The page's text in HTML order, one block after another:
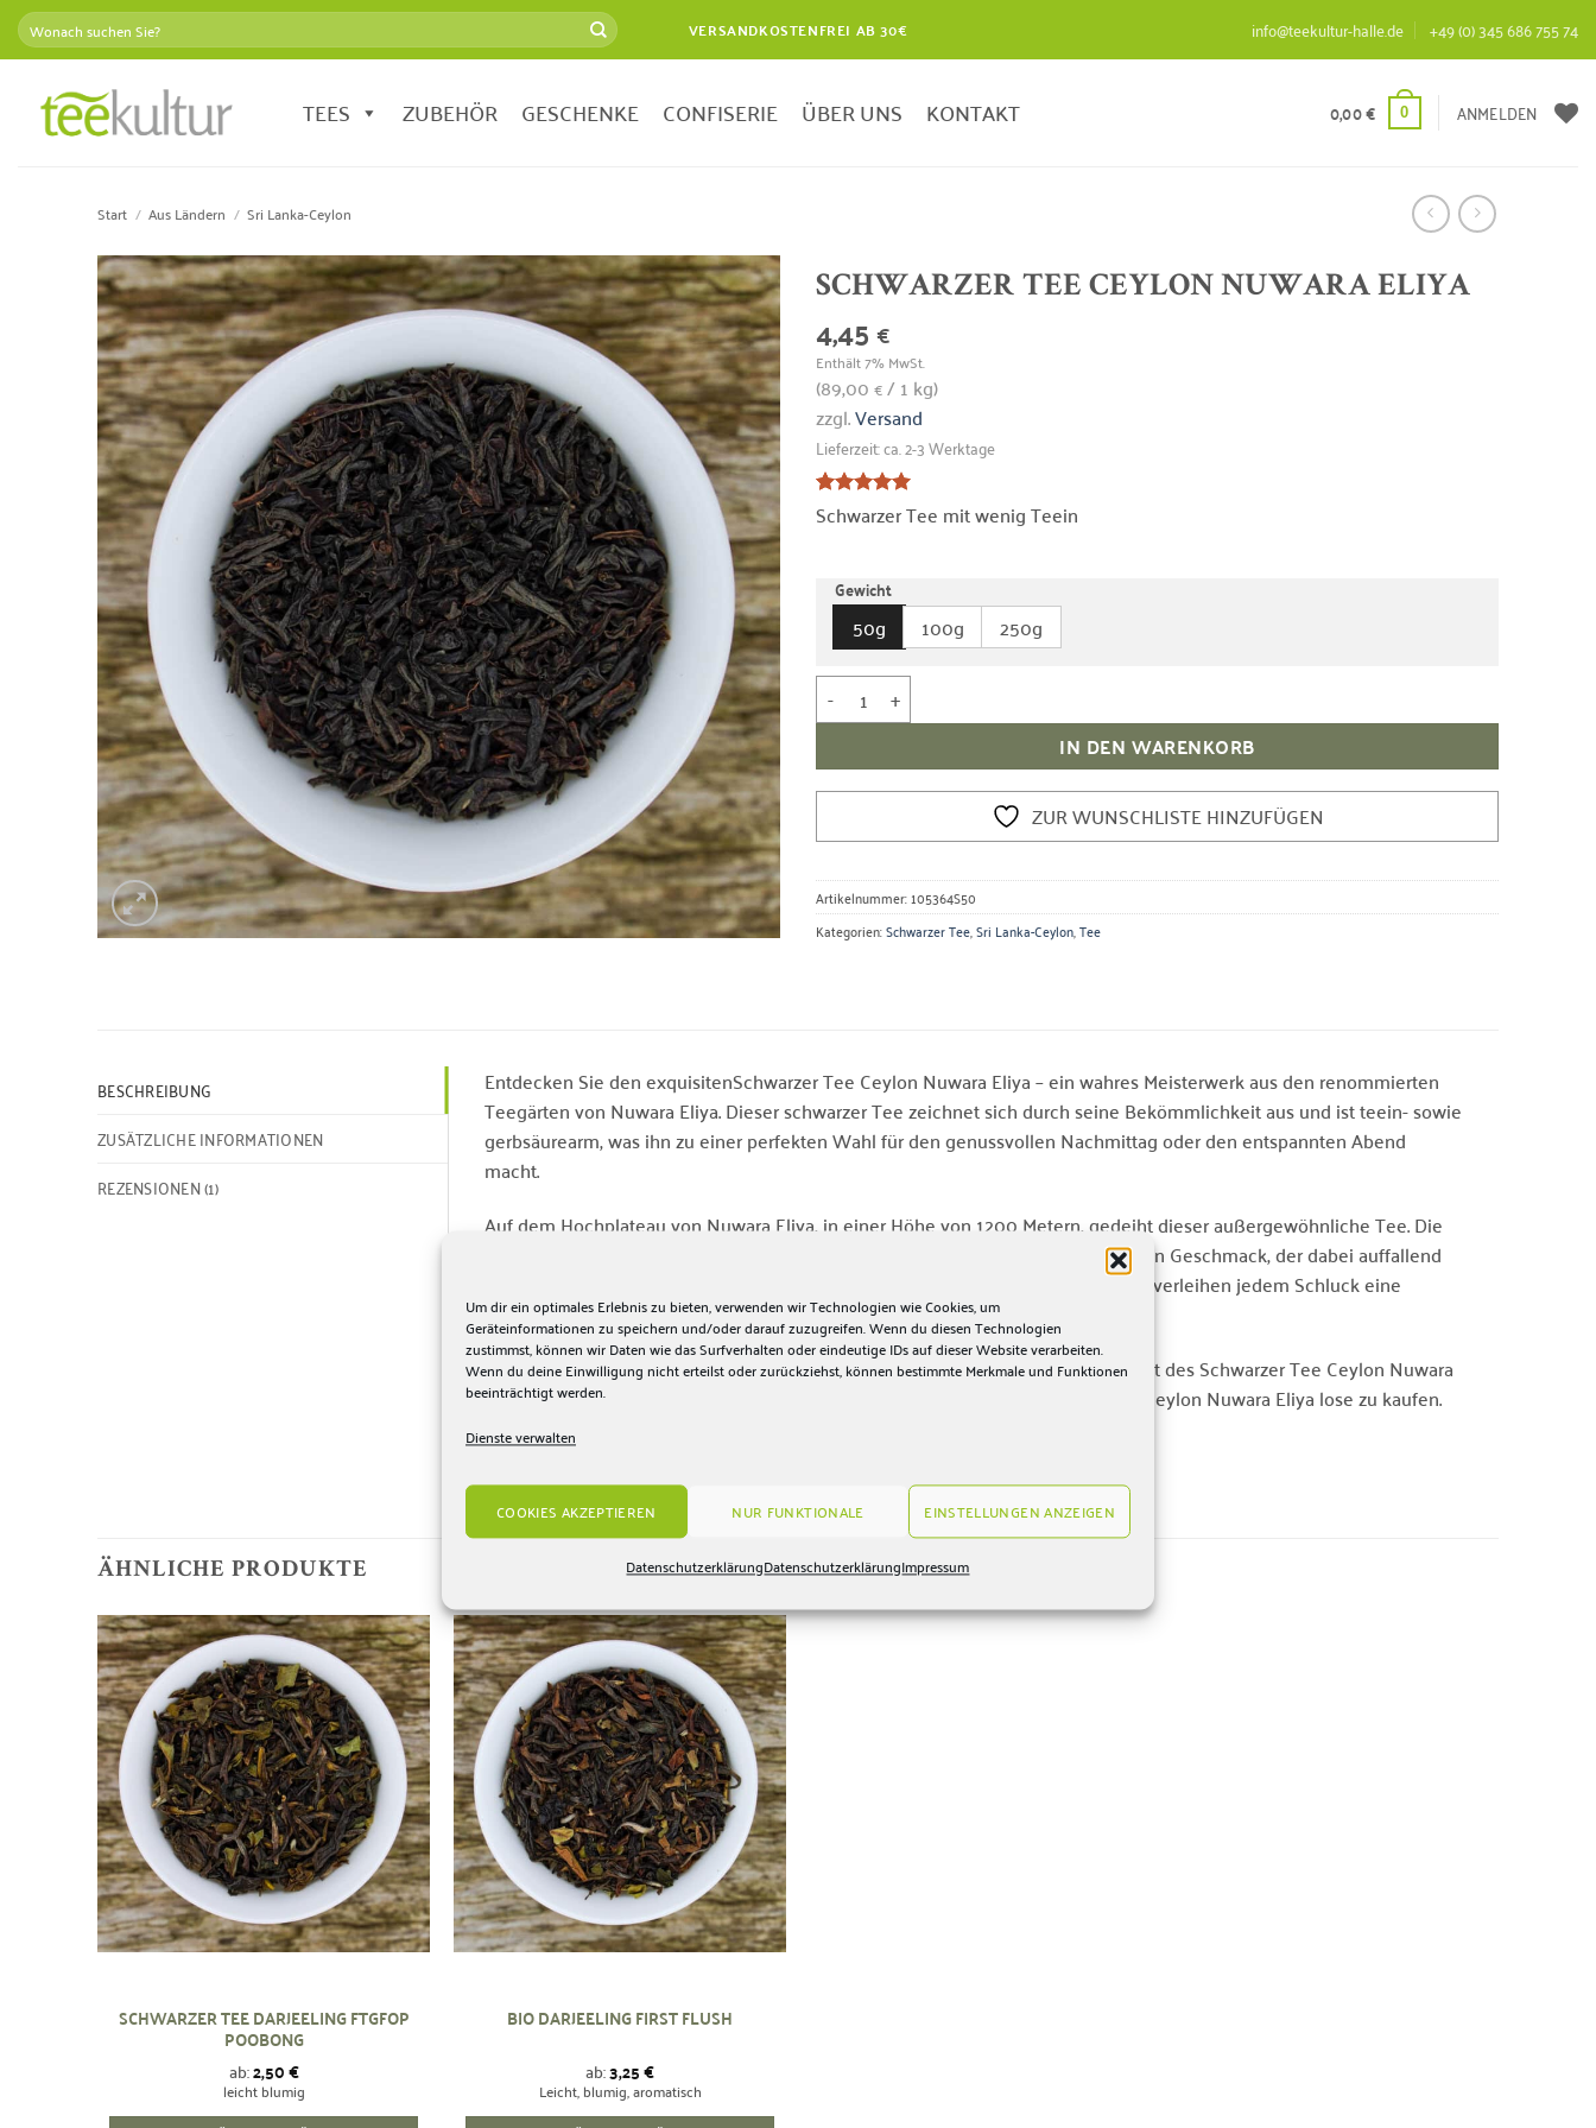
Um dir ein optimales Erlebnis zu bieten, verwenden wir Technologien wie Cookies, um
Geräteinformationen zu speichern und/oder darauf zuzugreifen. Wenn du diesen Technologien
zustimmst, können wir Daten wie das Surfverhalten oder eindeutige IDs auf dieser Website verarbeiten.
Wenn du deine Einwilligung nicht erteilst oder zurückziehst, können bestimmte Merkmale und Funktionen
beeinträchtigt werden.
Dienste verwalten
COOKIES AKZEPTIEREN NUR FUNKTIONALE EINSTELLUNGEN ANZEIGEN
DatenschutzerklärungDatenschutzerklärungImpressum
Zum
Inhalt
Suchen
nach:
VERSANDKOSTENFREI AB 30€ info@teekultur-halle.de +49 (0) 345 686 755 74
TEES ZUBEHÖR GESCHENKE CONFISERIE ÜBER UNS KONTAKT 0,00€ 0 ANMELDEN
Start / Aus Ländern / Sri Lanka-Ceylon
Zur
Wunschliste
hinzufügen
SCHWARZER TEE CEYLON NUWARA ELIYA
4,45 €
Enthält 7% MwSt.
(89,00 €/ 1 kg)
zzgl.Versand
Lieferzeit: ca. 2-3 Werktage
Bewertet
mit5von
1
Kundenbewertung
Schwarzer Tee mit wenig Teein
Gewicht
50g 100g 250g
Schwarzer Tee Ceylon Nuwara Eliya Menge
IN DEN WARENKORB
ZUR WUNSCHLISTE HINZUFÜGEN
Artikelnummer:105364S50
Kategorien:Schwarzer Tee,Sri Lanka-Ceylon,Tee
BESCHREIBUNG
ZUSÄTZLICHE INFORMATIONEN
REZENSIONEN (1)
Entdecken Sie den exquisitenSchwarzer Tee Ceylon Nuwara Eliya – ein wahres Meisterwerk aus den renommierten
Teegärten von Nuwara Eliya. Dieser schwarzer Tee zeichnet sich durch seine Bekömmlichkeit aus und ist teein- sowie
gerbsäurearm, was ihn zu einer perfekten Wahl für den genussvollen Nachmittag oder den entspannten Abend
macht.
Auf dem Hochplateau von Nuwara Eliya, in einer Höhe von 1200 Metern, gedeiht dieser außergewöhnliche Tee. Die
frischen, würzigen Noten vereinen sich zu einem kräftigen und hocharomatischen Geschmack, der dabei auffallend
weich und rund ist. Das drahtige Blatt und die charakteristische rote Tassenfarbe verleihen jedem Schluck eine
besondere Eleganz.
Gönnen Sie sich diesen einzigartigen Genuss und lassen Sie sich von der Qualität des Schwarzer Tee Ceylon Nuwara
Eliya verführen. Ideal, um Schwarzer Tee Ceylon zu kaufen oder Schwarzer Tee Ceylon Nuwara Eliya lose zu kaufen.
Erleben Sie den Geschmack Ceylons in seiner reinsten Form!
ÄHNLICHE PRODUKTE
Zur
Wunschliste
hinzufügen
SCHWARZER TEE DARJEELING FTGFOP
POOBONG
ab:2,50€
leicht blumig
Zur
Wunschliste
hinzufügen
BIO DARJEELING FIRST FLUSH
ab:3,25€
Leicht, blumig, aromatisch